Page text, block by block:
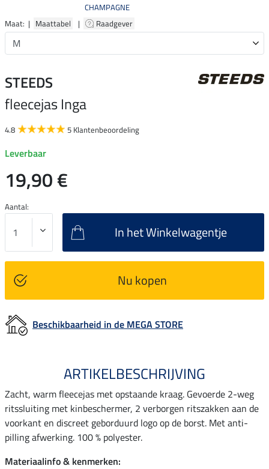
CHAMPAGNE
Maat: | Maattabel | Raadgever
STEEDS
fleecejas Inga
4.8 5 Klantenbeoordeling
Leverbaar
19,90 €
Aantal:
In het Winkelwagentje
Nu kopen
Beschikbaarheid in de MEGA STORE
ARTIKELBESCHRIJVING
Zacht, warm fleecejas met opstaande kraag. Gevoerde 2-weg
ritssluiting met kinbeschermer, 2 verborgen ritszakken aan de
voorkant en discreet geborduurd logo op de borst. Met anti-
pilling afwerking. 100 % polyester.
Materiaalinfo & kenmerken: